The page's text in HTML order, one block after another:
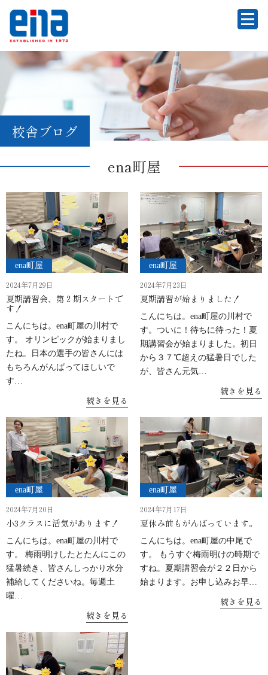
校舎ブログ
ena町屋
ena町屋
2024年7月29日
夏期講習会、第２期スタートで
す！
こんにちは。ena町屋の川村で
す。 オリンピックが始まりまし
たね。日本の選手の皆さんには
もちろんがんばってほしいで
す…
続きを見る
ena町屋
2024年7月23日
夏期講習が始まりました！
こんにちは。ena町屋の川村で
す。ついに！待ちに待った！夏
期講習会が始まりました。初日
から３７℃超えの猛暑日でした
が、皆さん元気…
続きを見る
ena町屋
2024年7月20日
小3クラスに活気があります！
こんにちは。ena町屋の川村で
す。 梅雨明けしたとたんにこの
猛暑続き、皆さんしっかり水分
補給してくださいね。毎週土
曜…
続きを見る
ena町屋
2024年7月17日
夏休み前もがんばっています。
こんにちは。ena町屋の中尾で
す。 もうすぐ梅雨明けの時期で
すね。夏期講習会が２２日から
始まります。お申し込みお早…
続きを見る